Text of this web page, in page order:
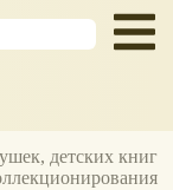
детских книг